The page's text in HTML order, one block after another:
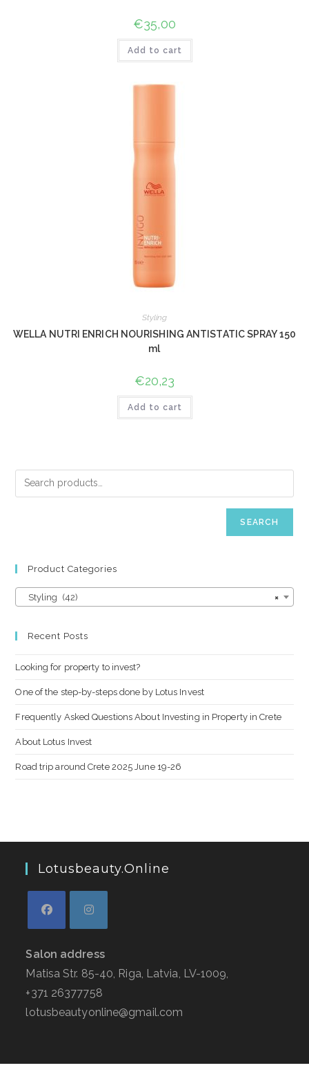
€35,00
Add to cart
Styling
WELLA NUTRI ENRICH NOURISHING ANTISTATIC SPRAY 150
ml
€20,23
Add to cart
SEARCH
Product Categories
×
Styling (42)
Recent Posts
Looking for property to invest?
One of the step-by-steps done by Lotus Invest
Frequently Asked Questions About Investing in Property in Crete
About Lotus Invest
Road trip around Crete 2025 June 19-26
Lotusbeauty.online
Salon address
Matisa Str. 85-40, Riga, Latvia, LV-1009,
+371 26377758
lotusbeautyonline@gmail.com